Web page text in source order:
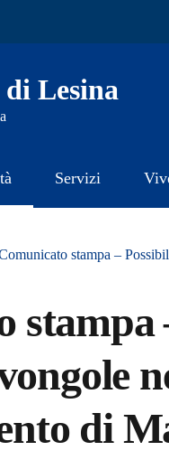
Lesina
Servizi
stampa –
stampa
di